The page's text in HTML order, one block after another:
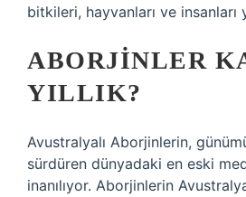
bitkileri, hayvanları ve insanları
ABORJINLER
YILLIK?
Avustralyalı Aborjinlerin,
sürdüren dünyadaki en eski
inanılıyor. Aborjinlerin